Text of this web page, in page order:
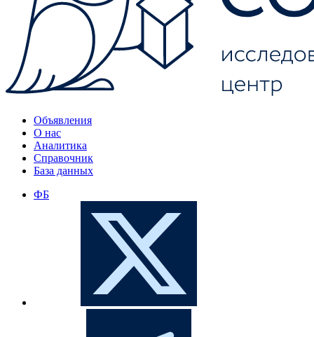
Объявления
О нас
Аналитика
Справочник
База данных
ФБ